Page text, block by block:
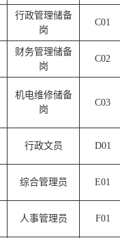
行政管理储备
岗
C01
财务管理储备
岗
C02
机电维修储备
岗
C03
行政文员 D01
综合管理员 E01
人事管理员 F01